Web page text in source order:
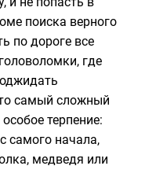
поиска верного
по дороге все
где
самый сложный
терпение:
самого начала,
медведя или